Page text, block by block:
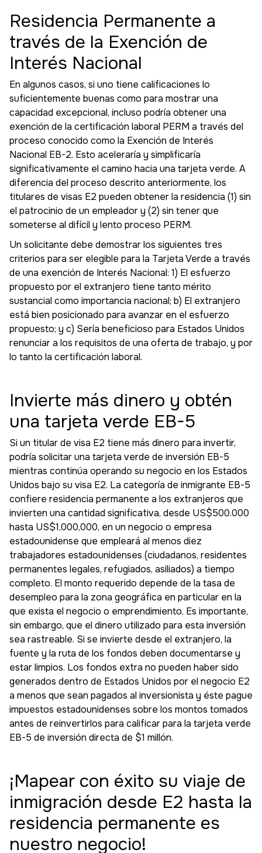
Residencia Permanente a
través de la Exención de
Interés Nacional
En algunos casos, si uno tiene calificaciones lo
suficientemente buenas como para mostrar una
capacidad excepcional, incluso podría obtener una
exención de la certificación laboral PERM a través del
proceso conocido como la Exención de Interés
Nacional EB-2. Esto aceleraría y simplificaría
significativamente el camino hacia una tarjeta verde. A
diferencia del proceso descrito anteriormente, los
titulares de visas E2 pueden obtener la residencia (1) sin
el patrocinio de un empleador y (2) sin tener que
someterse al difícil y lento proceso PERM.
Un solicitante debe demostrar los siguientes tres
criterios para ser elegible para la Tarjeta Verde a través
de una exención de Interés Nacional: 1) El esfuerzo
propuesto por el extranjero tiene tanto mérito
sustancial como importancia nacional; b) El extranjero
está bien posicionado para avanzar en el esfuerzo
propuesto; y c) Sería beneficioso para Estados Unidos
renunciar a los requisitos de una oferta de trabajo, y por
lo tanto la certificación laboral.
Invierte más dinero y obtén
una tarjeta verde EB-5
Si un titular de visa E2 tiene más dinero para invertir,
podría solicitar una tarjeta verde de inversión EB-5
mientras continúa operando su negocio en los Estados
Unidos bajo su visa E2. La categoría de inmigrante EB-5
confiere residencia permanente a los extranjeros que
invierten una cantidad significativa, desde US$500.000
hasta US$1,000,000, en un negocio o empresa
estadounidense que empleará al menos diez
trabajadores estadounidenses (ciudadanos, residentes
permanentes legales, refugiados, asiliados) a tiempo
completo. El monto requerido depende de la tasa de
desempleo para la zona geográfica en particular en la
que exista el negocio o emprendimiento. Es importante,
sin embargo, que el dinero utilizado para esta inversión
sea rastreable. Si se invierte desde el extranjero, la
fuente y la ruta de los fondos deben documentarse y
estar limpios. Los fondos extra no pueden haber sido
generados dentro de Estados Unidos por el negocio E2
a menos que sean pagados al inversionista y éste pague
impuestos estadounidenses sobre los montos tomados
antes de reinvertirlos para calificar para la tarjeta verde
EB-5 de inversión directa de $1 millón.
¡Mapear con éxito su viaje de
inmigración desde E2 hasta la
residencia permanente es
nuestro negocio!